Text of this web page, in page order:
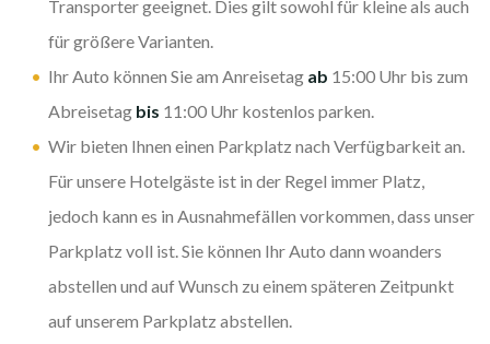
Transporter geeignet. Dies gilt sowohl für kleine als auch
für größere Varianten.
Ihr Auto können Sie am Anreisetag ab 15:00 Uhr bis zum
Abreisetag bis 11:00 Uhr kostenlos parken.
Wir bieten Ihnen einen Parkplatz nach Verfügbarkeit an.
Für unsere Hotelgäste ist in der Regel immer Platz,
jedoch kann es in Ausnahmefällen vorkommen, dass unser
Parkplatz voll ist. Sie können Ihr Auto dann woanders
abstellen und auf Wunsch zu einem späteren Zeitpunkt
auf unserem Parkplatz abstellen.